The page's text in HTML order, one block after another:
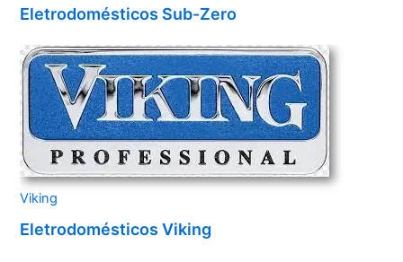
Eletrodomésticos Sub-Zero
Viking
Eletrodomésticos Viking